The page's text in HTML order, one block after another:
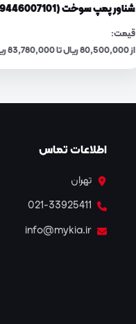
شناور پمپ سوخت (9446007101)
قیمت:
از 80,500,000 ریال تا 83,780,000 ریال
اطلاعات تماس
تهران
021-33925411
info@mykia.ir